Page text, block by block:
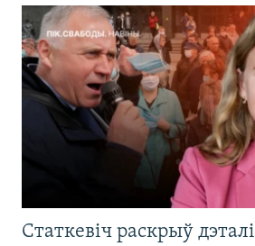
Статкевіч раскрыў дэталі